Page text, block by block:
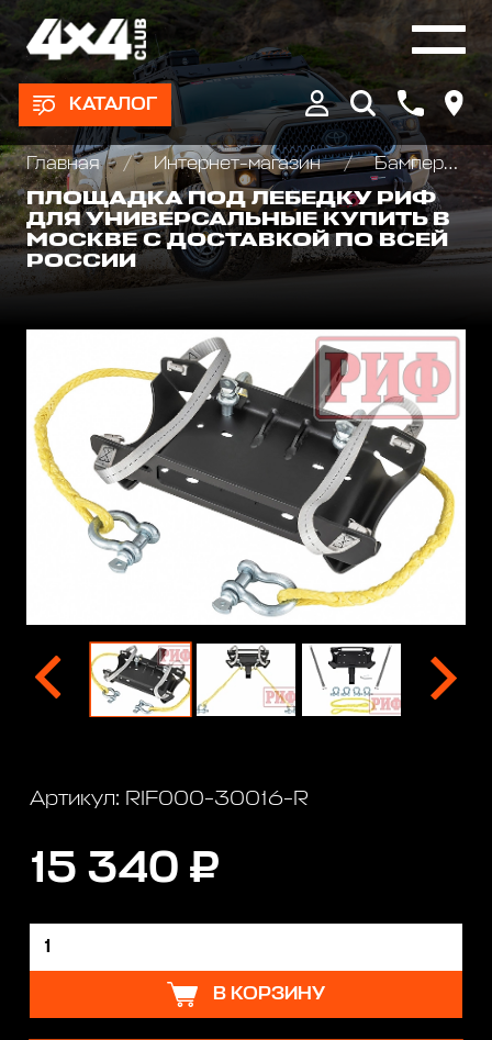
КАТАЛОГ
Главная Интернет-магазин
Бамперы и пороги силовые, площадки под лебедку
ПЛОЩАДКА ПОД ЛЕБЕДКУ РИФ
ДЛЯ УНИВЕРСАЛЬНЫЕ КУПИТЬ В
МОСКВЕ С ДОСТАВКОЙ ПО ВСЕЙ
РОССИИ
Артикул: RIF000-30016-R
15 340 ₽
В КОРЗИНУ